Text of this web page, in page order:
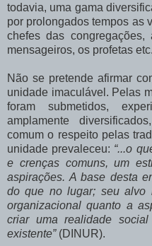
todavia, uma gama
por prolongados tempos as
chefes das
mensageiros, os profetas etc.
Não se pretende afirmar
unidade imaculável. Pelas
foram submetidos,
amplamente
comum o respeito pelas
unidade prevaleceu: “...o
e crenças comuns, um
aspirações. A base desta
do que no lugar; seu alvo
organizacional quanto a
criar uma realidade
existente” (DINUR).